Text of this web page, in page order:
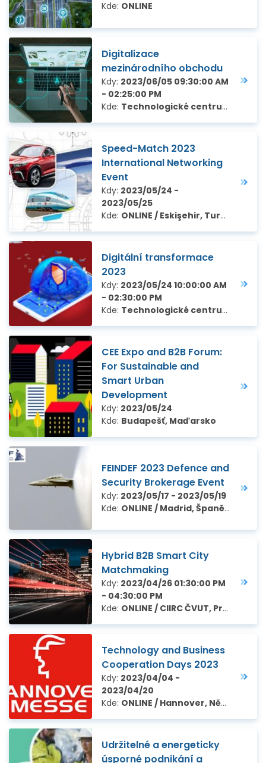
Kde: ONLINE
Digitalizace
mezinárodního obchodu
Kdy: 2023/06/05 09:30:00 AM
- 02:25:00 PM
Kde: Technologické centrum Praha, Ve Struhách 27, Praha 6
Speed-Match 2023
International Networking
Event
Kdy: 2023/05/24 -
2023/05/25
Kde: ONLINE / Eskişehir, Turecko
Digitální transformace
2023
Kdy: 2023/05/24 10:00:00 AM
- 02:30:00 PM
Kde: Technologické centrum Hradec Králové, Hradec Králové
CEE Expo and B2B Forum:
For Sustainable and
Smart Urban
Development
Kdy: 2023/05/24
Kde: Budapešť, Maďarsko
FEINDEF 2023 Defence and
Security Brokerage Event
Kdy: 2023/05/17 - 2023/05/19
Kde: ONLINE / Madrid, Španělsko
Hybrid B2B Smart City
Matchmaking
Kdy: 2023/04/26 01:30:00 PM
- 04:30:00 PM
Kde: ONLINE / CIIRC ČVUT, Praha
Technology and Business
Cooperation Days 2023
Kdy: 2023/04/04 -
2023/04/20
Kde: ONLINE / Hannover, Německo
Udržitelné a energeticky
úsporné podnikání a